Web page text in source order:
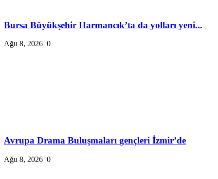
Bursa Büyükşehir Harmancık’ta da yolları yeni...
Ağu 8, 2026 0
Avrupa Drama Buluşmaları gençleri İzmir’de
Ağu 8, 2026 0